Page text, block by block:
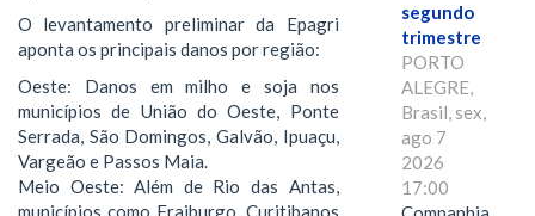
O levantamento preliminar da Epagri
aponta os principais danos por região:
Oeste: Danos em milho e soja nos
municípios de União do Oeste, Ponte
Serrada, São Domingos, Galvão, Ipuaçu,
Vargeão e Passos Maia.
Meio Oeste: Além de Rio das Antas,
municípios como Fraiburgo, Curitibanos
segundo
trimestre
PORTO
ALEGRE,
Brasil, sex,
ago 7
2026
17:00